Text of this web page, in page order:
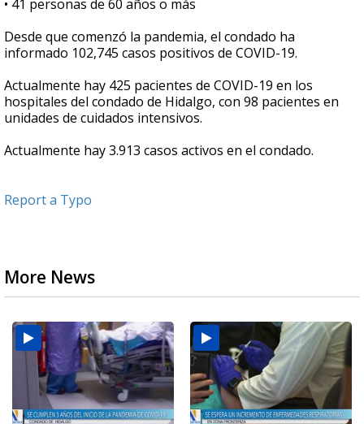
• 41 personas de 60 años o más
Desde que comenzó la pandemia, el condado ha
informado 102,745 casos positivos de COVID-19.
Actualmente hay 425 pacientes de COVID-19 en los
hospitales del condado de Hidalgo, con 98 pacientes en
unidades de cuidados intensivos.
Actualmente hay 3.913 casos activos en el condado.
Report a Typo
More News